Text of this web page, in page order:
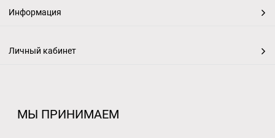
Информация
Личный кабинет
МЫ ПРИНИМАЕМ